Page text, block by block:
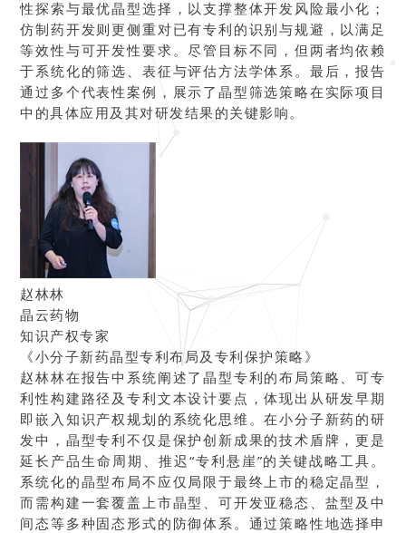
性探索与最优晶型选择，以支撑整体开发风险最小化；
仿制药开发则更侧重对已有专利的识别与规避，以满足
等效性与可开发性要求。尽管目标不同，但两者均依赖
于系统化的筛选、表征与评估方法学体系。最后，报告
通过多个代表性案例，展示了晶型筛选策略在实际项目
中的具体应用及其对研发结果的关键影响。
赵林林
晶云药物
知识产权专家
《小分子新药晶型专利布局及专利保护策略》
赵林林在报告中系统阐述了晶型专利的布局策略、可专
利性构建路径及专利文本设计要点，体现出从研发早期
即嵌入知识产权规划的系统化思维。在小分子新药的研
发中，晶型专利不仅是保护创新成果的技术盾牌，更是
延长产品生命周期、推迟“专利悬崖”的关键战略工具。
系统化的晶型布局不应仅局限于最终上市的稳定晶型，
而需构建一套覆盖上市晶型、可开发亚稳态、盐型及中
间态等多种固态形式的防御体系。通过策略性地选择申